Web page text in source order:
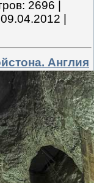
2696
09.04.2012
Англия